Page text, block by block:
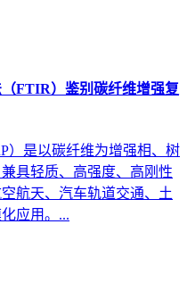
FTIR）鉴别碳纤维增强复
）是以碳纤维为增强相、树
具轻质、高强度、高刚性
航天、汽车轨道交通、土
应用。...